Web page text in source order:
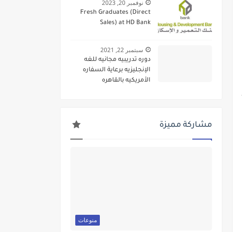
نوفمبر 20, 2023
Fresh Graduates (Direct
Sales) at HD Bank
سبتمبر 22, 2021
دوره تدريبيه مجانيه للغه
الإنجليزيه برعاية السفاره
الأمريكيه بالقاهره
مشاركة مميزة
منوعات